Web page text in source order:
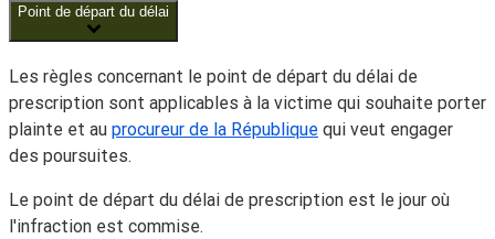
Point de départ du délai
Les règles concernant le point de départ du délai de
prescription sont applicables à la victime qui souhaite porter
plainte et au procureur de la République qui veut engager
des poursuites.
Le point de départ du délai de prescription est le jour où
l'infraction est commise.